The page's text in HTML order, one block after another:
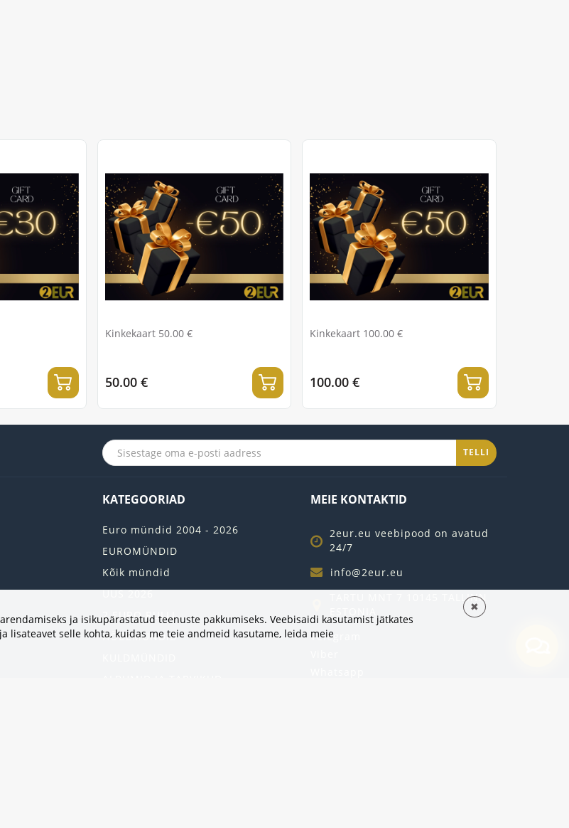
Kinkekaart 50.00 €
50.00 €
Kinkekaart 100.00 €
100.00 €
TELLI
KATEGOORIAD
Euro mündid 2004 - 2026
EUROMÜNDID
Kõik mündid
UUS 2026
2 EURO RULLI
HÕBEMÜNDID
MEIE KONTAKTID
2eur.eu veebipood on avatud
24/7
info@2eur.eu
TARTU MNT 7 10145 TALLINN
Telegram
ja isikupärastatud teenuste pakkumiseks. Veebisaidi kasutamist jätkates
lisateavet selle kohta, kuidas me teie andmeid kasutame, leida meie
✖